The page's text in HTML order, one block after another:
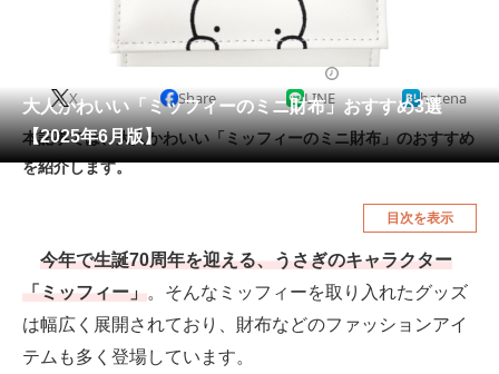
スポーツ・レジャー スマホ・携帯電話
パソコン・タブレット
ペット 家電
工具・DIY 本・DVD・CD
釣り具・釣り用品 食品・飲料・お酒
食器・グラス・カトラリー
大人かわいい「ミッフィーのミニ財布」おすすめ3選
【2025年6月版】
X Share LINE hatena
本記事では、大人かわいい「ミッフィーのミニ財布」のおすすめ
を紹介します。
目次を表示
今年で生誕70周年を迎える、うさぎのキャラクター
「ミッフィー」。そんなミッフィーを取り入れたグッズ
は幅広く展開されており、財布などのファッションアイ
テムも多く登場しています。